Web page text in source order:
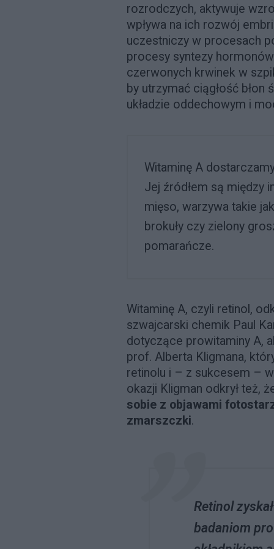
rozrodczych, aktywuje
wpływa na ich rozwój
uczestniczy w procesach
procesy syntezy
czerwonych krwinek w
by utrzymać ciągłość
układzie oddechowym i
Witaminę A
Jej źródłem są między
mięso, warzywa takie
brokuły czy zielony
pomarańcze.
Witaminę A, czyli retinol,
szwajcarski chemik Paul
dotyczące prowitaminy A,
prof. Alberta Kligmana,
retinolu i – z sukcesem –
okazji Kligman odkrył też,
sobie z objawami
zmarszczki.
Retinol
badaniom